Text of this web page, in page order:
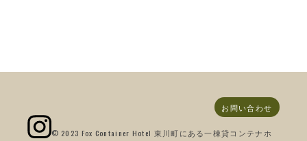
お問い合わせ
© 2023 Fox Container Hotel 東川町にある一棟貸コンテナホ